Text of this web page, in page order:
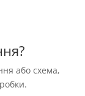
або схема,